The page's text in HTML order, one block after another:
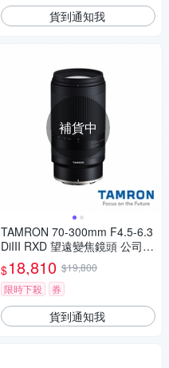
貨到通知我
補貨中
TAMRON 70-300mm F4.5-6.3
DiIII RXD 望遠變焦鏡頭 公司貨
Nikon Z 接環 (A047)
$18,810 $19,800
限時下殺
券
貨到通知我